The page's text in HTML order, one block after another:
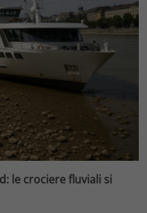
le crociere fluviali si